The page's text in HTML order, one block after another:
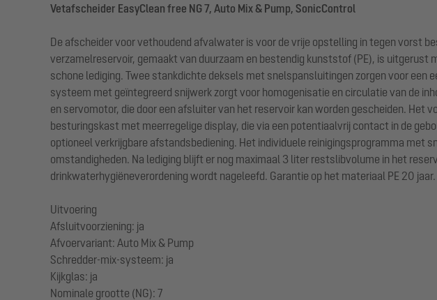
Vetafscheider EasyClean free NG 7, Auto Mix & Pump, SonicControl
De afscheider voor vethoudend afvalwater is voor de vrije opstelling in tegen vorst
verzamelreservoir, gemaakt van duurzaam en bestendig kunststof (PE), is
schone lediging. Twee stankdichte deksels met snelspansluitingen zorgen voor een
systeem met geïntegreerd snijwerk zorgt voor homogenisatie en circulatie van de
en servomotor, die door een afsluiter van het reservoir kan worden gescheiden.
besturingskast met meerregelige display, die via een potentiaalvrij contact in de
optioneel verkrijgbare afstandsbediening. Het individuele reinigingsprogramma met
omstandigheden. Na lediging blijft er nog maximaal 3 liter restslibvolume in het
drinkwaterhygiëneverordening wordt nageleefd. Garantie op het materiaal PE 20 jaar.
Uitvoering
Afsluitvoorziening: ja
Afvoervariant: Auto Mix & Pump
Schredder-mix-systeem: ja
Kijkglas: ja
Nominale grootte (NG): 7